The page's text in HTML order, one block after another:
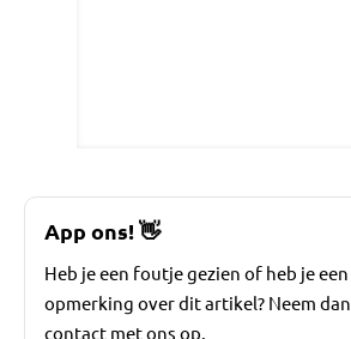
App ons!👋
Heb je een foutje gezien of heb je een
opmerking over dit artikel? Neem dan
contact met ons op.